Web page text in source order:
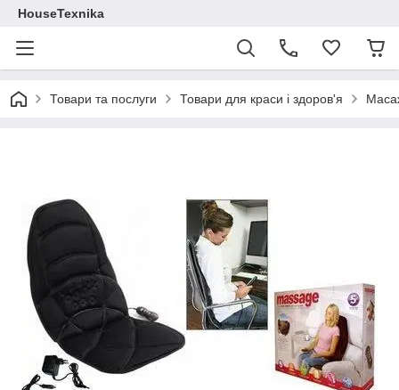
HouseTexnika
Товари та послуги Товари для краси і здоров'я